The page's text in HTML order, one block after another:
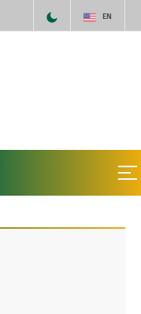
EN